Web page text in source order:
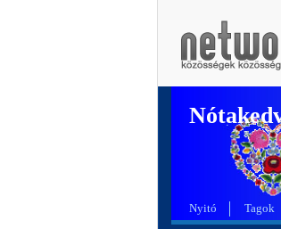
Nyitó Tagok